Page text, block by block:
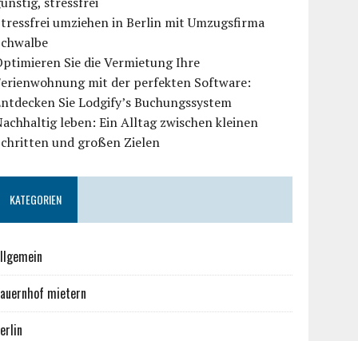
umziehen in Berlin mit Umzugsfirma
Sie die Vermietung Ihre
mit der perfekten Software:
Sie Lodgify’s Buchungssystem
leben: Ein Alltag zwischen kleinen
und großen Zielen
KATEGORIEN
mietern